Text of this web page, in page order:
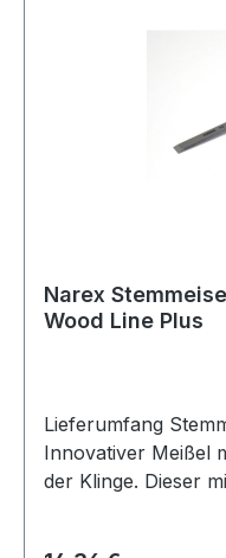
mm Stahllänge:
Maße Griff: 134 x 31
Narex
Wood Line Plus
Lieferumfang Stemmeisen 14mm Beschreibung
Innovativer Meißel
der Klinge. Dieser